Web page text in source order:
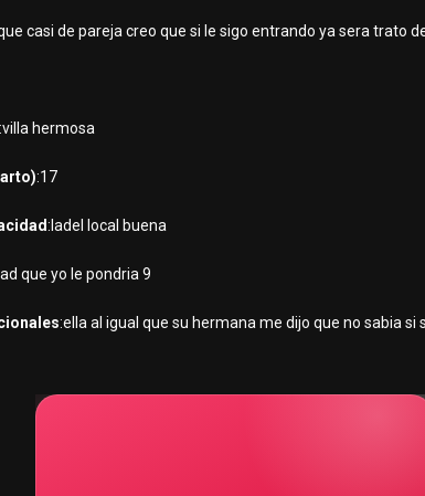
casi de pareja creo que si le sigo entrando ya sera trato
:villa hermosa
:17
:ladel local buena
que yo le pondria 9
:ella al igual que su hermana me dijo que no sabia